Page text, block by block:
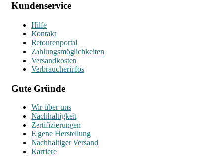
Kundenservice
Hilfe
Kontakt
Retourenportal
Zahlungsmöglichkeiten
Versandkosten
Verbraucherinfos
Gute Gründe
Wir über uns
Nachhaltigkeit
Zertifizierungen
Eigene Herstellung
Nachhaltiger Versand
Karriere